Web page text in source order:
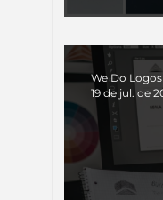
We Do Logos
19 de jul. de